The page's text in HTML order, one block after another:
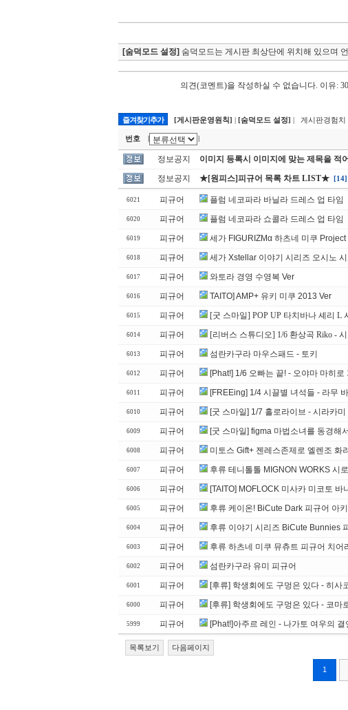
[숨덕모드 설정] 숨덕모드는 게시판 최상단에 위치해 있으며
의견(코멘트)을 작성하실 수 없습니다. 이유:
즐겨찾기추가 [게시판운영원칙] | [숨덕모드 설정] | 게시판경험치
번호
정보공지 이미지 등록시 이미지에 맞는 제목을 적
정보공지 ★[원피스]피규어 목록 차트 LIST★ [14]
6021 피규어 플럼 네코파라 바닐라 드레스 업 타임
6020 피규어 플럼 네코파라 쇼콜라 드레스 업 타임
6019 피규어 세가 FIGURIZMα 하츠네 미쿠
6018 피규어 세가 Xstellar 이야기 시리즈 오시노
6017 피규어 와토라 경영 수영복 Ver
6016 피규어 TAITO] AMP+ 유키 미쿠 2013 Ver
6015 피규어 [굿 스마일] POP UP 타치바나 셰리 L
6014 피규어 [리버스 스튜디오] 1/6 환상곡 Riko -
6013 피규어 섬란카구라 마우스패드 - 토키
6012 피규어 [Phat!] 1/6 오빠는 끝! - 오야마 마히로
6011 피규어 [FREEing] 1/4 시끌별 녀석들 - 라무
6010 피규어 [굿 스마일] 1/7 홀로라이브 - 시라카
6009 피규어 [굿 스마일] figma 마법소녀를 동경해
6008 피규어 미토스 Gift+ 젠레스존제로 엘렌조 화
6007 피규어 후류 테니톨톨 MIGNON WORKS 시
6006 피규어 [TAITO] MOFLOCK 미사카 미코토 바
6005 피규어 후류 케이온! BiCute Dark 피규어 아
6004 피규어 후류 이야기 시리즈 BiCute Bunnies
6003 피규어 후류 하츠네 미쿠 뮤츄트 피규어 치어
6002 피규어 섬란카구라 유미 피규어
6001 피규어 [후류] 학생회에도 구멍은 있다 - 히사
6000 피규어 [후류] 학생회에도 구멍은 있다 - 코마
5999 피규어 [Phat!]아주르 레인 - 나가토 여우의 결
목록보기 다음페이지
1